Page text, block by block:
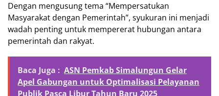
Dengan mengusung tema “Mempersatukan
Masyarakat dengan Pemerintah”, syukuran ini menjadi
wadah penting untuk mempererat hubungan antara
pemerintah dan rakyat.
Baca Juga : ASN Pemkab Simalungun Gelar
Apel Gabungan untuk Optimalisasi Pelayanan
Publik Pasca Libur Tahun Baru 2025